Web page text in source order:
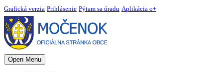
Grafická verzia Prihlásenie Pýtam sa úradu Aplikácia o+
Open Menu